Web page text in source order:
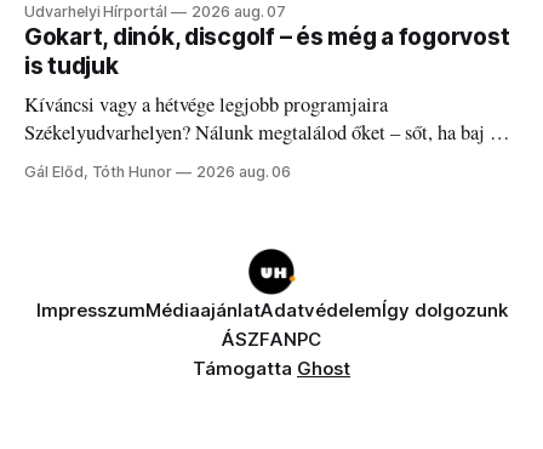
Udvarhelyi Hírportál 2026 aug. 07
Gokart, dinók, discgolf – és még a fogorvost
is tudjuk
Kíváncsi vagy a hétvége legjobb programjaira
Székelyudvarhelyen? Nálunk megtalálod őket – sőt, ha baj van
a fogaddal, a fogorvosi ügyeletet is!
Gál Előd, Tóth Hunor 2026 aug. 06
ImpresszumMédiaajánlatAdatvédelemÍgy dolgozunk
ÁSZFANPC
Támogatta Ghost